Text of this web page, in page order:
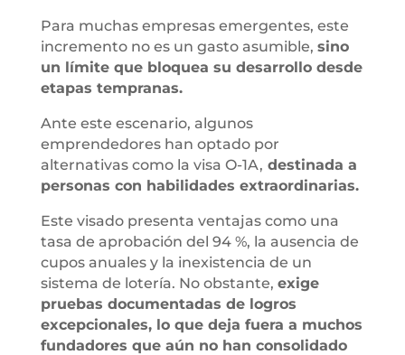
Para muchas empresas emergentes, este
incremento no es un gasto asumible, sino
un límite que bloquea su desarrollo desde
etapas tempranas.
Ante este escenario, algunos
emprendedores han optado por
alternativas como la visa O-1A, destinada a
personas con habilidades extraordinarias.
Este visado presenta ventajas como una
tasa de aprobación del 94 %, la ausencia de
cupos anuales y la inexistencia de un
sistema de lotería. No obstante, exige
pruebas documentadas de logros
excepcionales, lo que deja fuera a muchos
fundadores que aún no han consolidado